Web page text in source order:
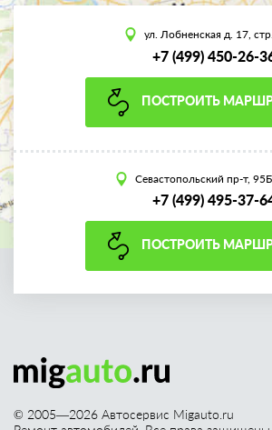
ул. Лобненская д. 17,
+7 (499) 450-26-
ПОСТРОИТЬ
Севастопольский пр-т,
+7 (499) 495-37-
ПОСТРОИТЬ
© 2005—2026 Автосервис Migauto.ru